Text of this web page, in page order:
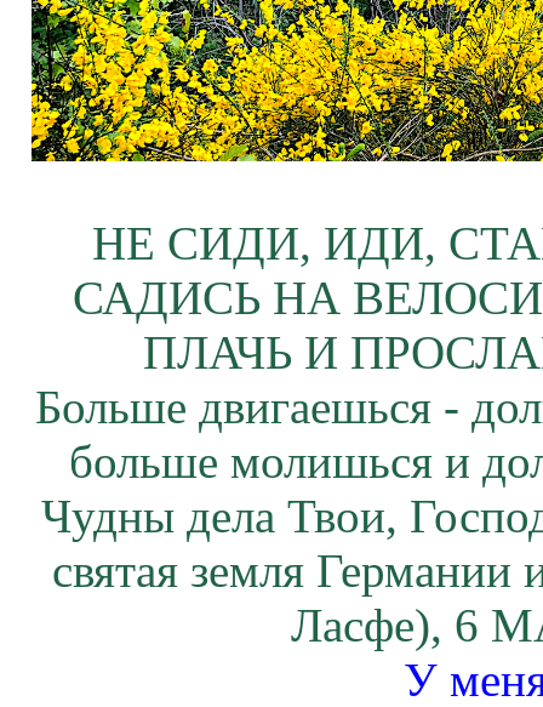
НЕ СИДИ, ИДИ,
САДИСЬ НА
ПЛАЧЬ И
Больше двигаешься -
больше молишься и
Чудны дела Твои,
святая земля
Ласфе), 6
У